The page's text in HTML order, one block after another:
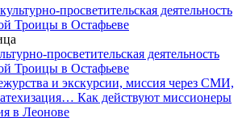
просветительская деятельность
Троицы в Остафьеве